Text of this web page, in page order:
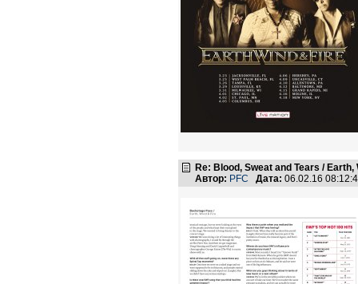
Re: Blood, Sweat and Tears / Earth,
Автор: PFC Дата: 06.02.16